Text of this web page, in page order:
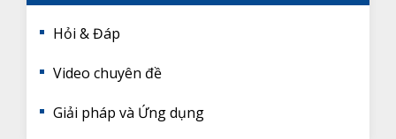
Hỏi & Đáp
Video chuyên đề
Giải pháp và Ứng dụng